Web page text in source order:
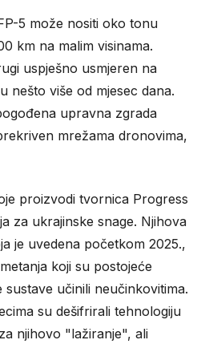
5 može nositi oko tonu
km na malim visinama.
uspješno usmjeren na
nešto više od mjesec dana.
upravna zgrada
mrežama dronovima,
proizvodi tvornica Progress
za ukrajinske snage. Njihova
je uvedena početkom 2025.,
koji su postojeće
učinili neučinkovitima.
su dešifrirali tehnologiju
njihovo "lažiranje", ali